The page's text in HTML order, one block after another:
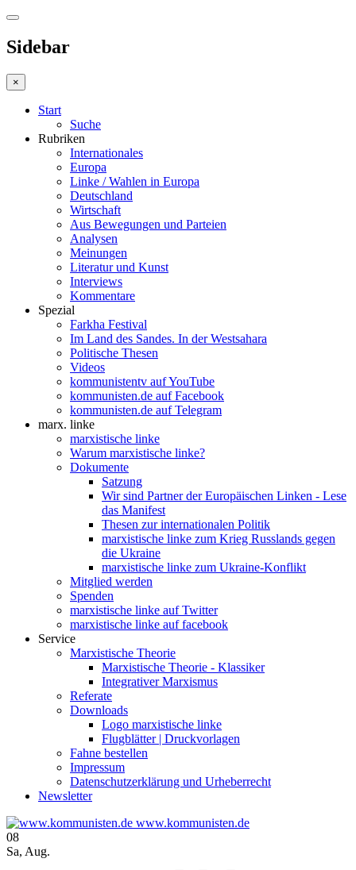
Sidebar
×
Start
Suche
Rubriken
Internationales
Europa
Linke / Wahlen in Europa
Deutschland
Wirtschaft
Aus Bewegungen und Parteien
Analysen
Meinungen
Literatur und Kunst
Interviews
Kommentare
Spezial
Farkha Festival
Im Land des Sandes. In der Westsahara
Politische Thesen
Videos
kommunistentv auf YouTube
kommunisten.de auf Facebook
kommunisten.de auf Telegram
marx. linke
marxistische linke
Warum marxistische linke?
Dokumente
Satzung
Wir sind Partner der Europäischen Linken - Lese
das Manifest
Thesen zur internationalen Politik
marxistische linke zum Krieg Russlands gegen
die Ukraine
marxistische linke zum Ukraine-Konflikt
Mitglied werden
Spenden
marxistische linke auf Twitter
marxistische linke auf facebook
Service
Marxistische Theorie
Marxistische Theorie - Klassiker
Integrativer Marxismus
Referate
Downloads
Logo marxistische linke
Flugblätter | Druckvorlagen
Fahne bestellen
Impressum
Datenschutzerklärung und Urheberrecht
Newsletter
www.kommunisten.de
08
Sa, Aug.